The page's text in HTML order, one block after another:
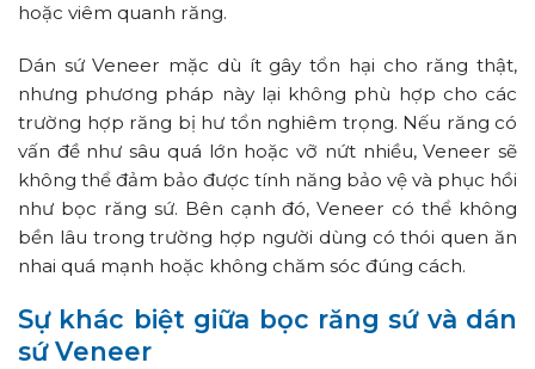
hoặc viêm quanh răng.
Dán sứ Veneer mặc dù ít gây tổn hại cho răng thật,
nhưng phương pháp này lại không phù hợp cho các
trường hợp răng bị hư tổn nghiêm trọng. Nếu răng có
vấn đề như sâu quá lớn hoặc vỡ nứt nhiều, Veneer sẽ
không thể đảm bảo được tính năng bảo vệ và phục hồi
như bọc răng sứ. Bên cạnh đó, Veneer có thể không
bền lâu trong trường hợp người dùng có thói quen ăn
nhai quá mạnh hoặc không chăm sóc đúng cách.
Sự khác biệt giữa bọc răng sứ và dán
sứ Veneer